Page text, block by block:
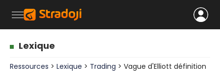
Lexique
Ressources > Lexique > Trading > Vague d'Elliott définition